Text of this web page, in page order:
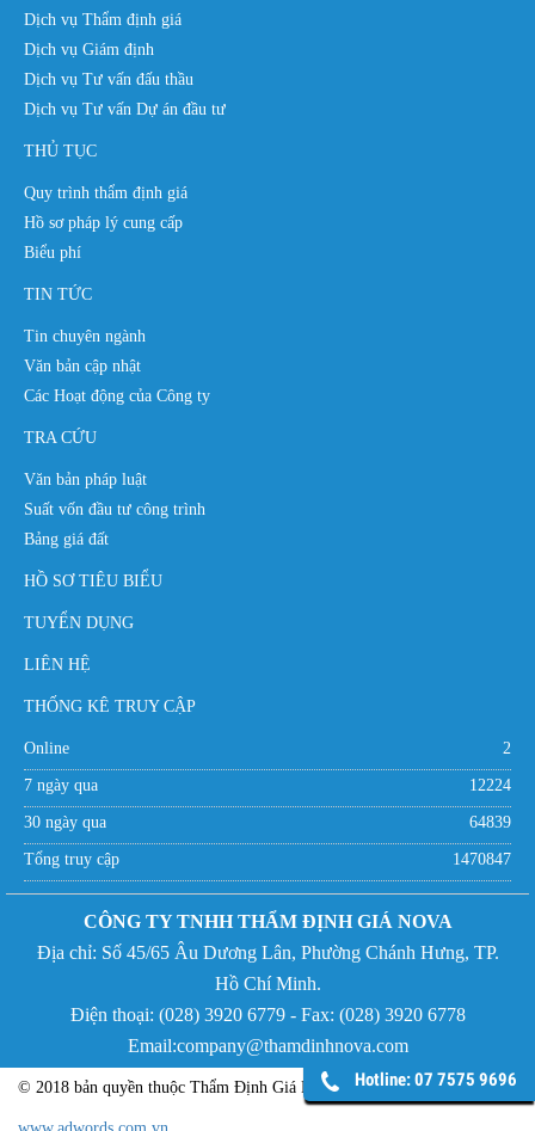
Dịch vụ Thẩm định giá
Dịch vụ Giám định
Dịch vụ Tư vấn đấu thầu
Dịch vụ Tư vấn Dự án đầu tư
THỦ TỤC
Quy trình thẩm định giá
Hồ sơ pháp lý cung cấp
Biểu phí
TIN TỨC
Tin chuyên ngành
Văn bản cập nhật
Các Hoạt động của Công ty
TRA CỨU
Văn bản pháp luật
Suất vốn đầu tư công trình
Bảng giá đất
HỒ SƠ TIÊU BIỂU
TUYỂN DỤNG
LIÊN HỆ
THỐNG KÊ TRUY CẬP
Online 2
7 ngày qua 12224
30 ngày qua 64839
Tổng truy cập 1470847
CÔNG TY TNHH THẨM ĐỊNH GIÁ NOVA
Địa chỉ: Số 45/65 Âu Dương Lân, Phường Chánh Hưng, TP.
Hồ Chí Minh.
Điện thoại: (028) 3920 6779 - Fax: (028) 3920 6778
Email:company@thamdinhnova.com
© 2018 bản quyền thuộc Thẩm Định Giá NOVA - Phát triển bởi
Hotline: 07 7575 9696